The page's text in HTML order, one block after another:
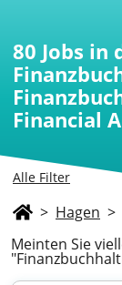
Alle Filter
80 Jobs in
Financial
> Hagen >
Meinten Sie